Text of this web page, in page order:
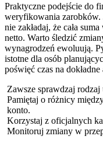
Praktyczne podejście do
weryfikowania zarobków.
nie zakładaj, że cała
netto. Warto śledzić
wynagrodzeń ewoluują.
istotne dla osób
poświęć czas na dokładne
Zawsze sprawdzaj
Pamiętaj o różnicy
konto.
Korzystaj z oficjalnych
Monitoruj zmiany w